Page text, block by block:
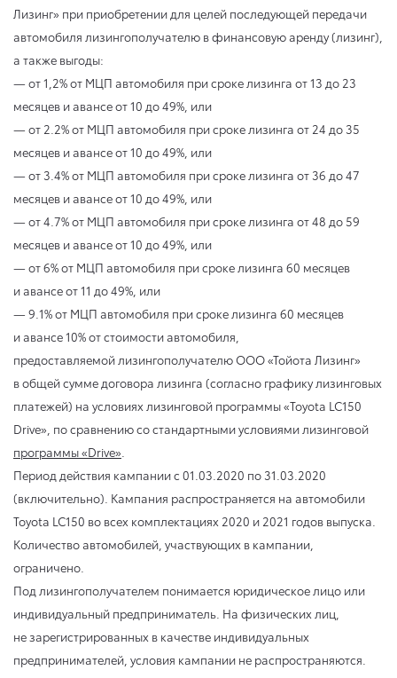
Лизинг» при приобретении для целей последующей передачи
автомобиля лизингополучателю в финансовую аренду (лизинг),
а также выгоды:
— от 1,2% от МЦП автомобиля при сроке лизинга от 13 до 23
месяцев и авансе от 10 до 49%, или
— от 2.2% от МЦП автомобиля при сроке лизинга от 24 до 35
месяцев и авансе от 10 до 49%, или
— от 3.4% от МЦП автомобиля при сроке лизинга от 36 до 47
месяцев и авансе от 10 до 49%, или
— от 4.7% от МЦП автомобиля при сроке лизинга от 48 до 59
месяцев и авансе от 10 до 49%, или
— от 6% от МЦП автомобиля при сроке лизинга 60 месяцев
и авансе от 11 до 49%, или
— 9.1% от МЦП автомобиля при сроке лизинга 60 месяцев
и авансе 10% от стоимости автомобиля,
предоставляемой лизингополучателю ООО «Тойота Лизинг»
в общей сумме договора лизинга (согласно графику лизинговых
платежей) на условиях лизинговой программы «Toyota LC150
Drive», по сравнению со стандартными условиями лизинговой
программы «Drive»
Период действия кампаниис 01.03.2020 по 31.03.2020
(включительно). Кампания распространяется на автомобили
Toyota LC150 во всех комплектациях 2020 и 2021 годов выпуска.
Количество автомобилей, участвующих в кампании,
ограничено.
Под лизингополучателем понимается юридическое лицо или
индивидуальный предприниматель. На физических лиц,
не зарегистрированных в качестве индивидуальных
предпринимателей, условия кампании не распространяются.